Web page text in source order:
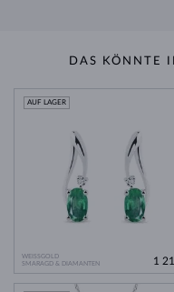
DAS KÖNNTE
WEISSGOLD
SMARAGD & DIAMANTEN
AUF LAGER
1